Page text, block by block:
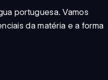
portuguesa. Vamos
da matéria e a forma